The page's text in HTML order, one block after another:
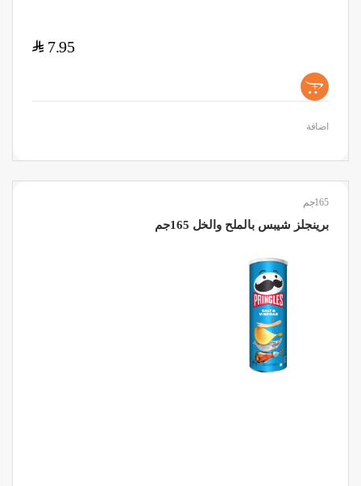
7.95
$
+
اضافة
165جم
برينجلز شيبس بالملح والخل 165جم